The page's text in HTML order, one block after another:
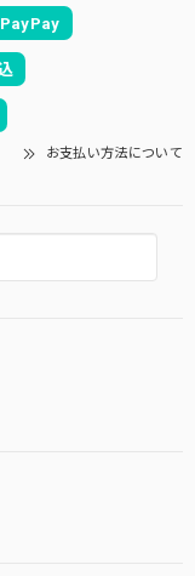
PayPay
お支払い方法について